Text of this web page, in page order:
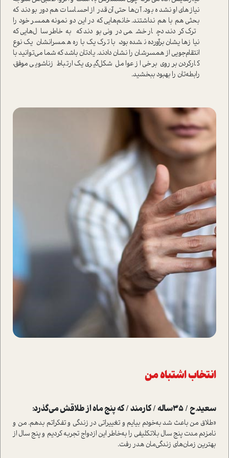
نیازهای او نشده بود. آن‌ها حتی آن‌قدر از احساسات هم دور بودند که
بحثی هم با هم نداشتند. خانم‌هایی که در این دو نمونه همسر خود را
ترک کردند، دچار خشمی درونی بودند که به‌خاطر سال‌هایی که
نیازهایشان برآورده نشده بود، با ترک یک‌باره همسرانشان یک نوع
انتقام‌جویی از همسرشان را نشان دادند. یادتان باشد که شما می‌توانید با
کارکردن بر روی برخی از عوامل شکل‌گیری یک ارتباط زناشویی موفق،
رابطه‌تان را بهبود ببخشید.
انتخاباشتباهمن
سعید.ح / 35ساله / کارمند / که پنج ماه از طلاقش می‌گذرد:
«طلاق من باعث شد به‌خودم بیایم و تغییراتی در زندگی و تفکراتم بدهم. من و
نامزدم مدت پنج سال بلاتکلیفی را به‌خاطر این ازدواج تجربه کردیم و پنج سال از
بهترین زمان‌های زندگی‌مان هدر رفت.